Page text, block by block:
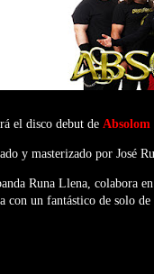
el disco debut de Absolom
y masterizado por José
Runa Llena, colabora
con un fantástico de solo